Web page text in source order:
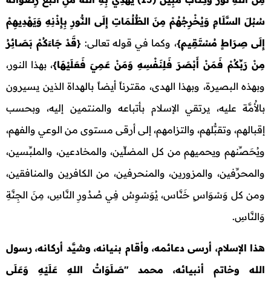
سُبُلَ السَّلَامِ وَيُخْرِجُهُمْ مِنَ الظُّلُمَاتِ إِلَى النُّورِ بِإِذْنِهِ وَيَهْدِيهِمْ
إِلَى صِرَاطٍ مُسْتَقِيمٍ}، وكما في قوله تعالى: {قَدْ جَاءَكُمْ بَصَائِرُ
مِنْ رَبِّكُمْ فَمَنْ أَبْصَرَ فَلِنَفْسِهِ وَمَنْ عَمِيَ فَعَلَيْهَا}، بهذا النور،
وبهذه البصيرة، وبهذا الهدى، مقترناً أيضاً بالهداة الذين يسيرون
بالأُمَّة عليه، يرتقي الإسلام بأتباعه والمنتمين إليه، وبحسب
إقبالهم، وتقبُّلهم، والتزامهم، إلى أرقى مستوى من الوعي والفهم،
ويُحَصِّنهم ويحميهم من كل المضلِّين، والمخادعين، والملبِّسين،
والمحرِّفين، والمزورين، والمنحرفين، من الكافرين والمنافقين،
ومن كل وَسْوَاسٍ خَنَّاس، يُوَسْوِسُ فِي صُدُورِ النَّاسِ، مِنَ الجِنَّةِ
وَالنَّاسِ.
هذا الإسلام، أرسى دعائمه، وأقام بنيانه، وشيَّد أركانه، رسول
الله وخاتم أنبيائه، محمد "صَلَوَاتُ اللهِ عَلَيْهِ وَعَلَى